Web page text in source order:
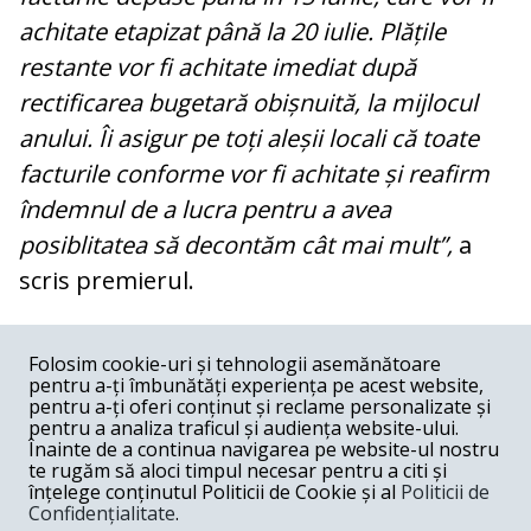
achitate etapizat până la 20 iulie. Plățile
restante vor fi achitate imediat după
rectificarea bugetară obișnuită, la mijlocul
anului. Îi asigur pe toți aleșii locali că toate
facturile conforme vor fi achitate și reafirm
îndemnul de a lucra pentru a avea
posiblitatea să decontăm cât mai mult”, a
scris premierul.
COMENTARII
Nume
Email
Folosim cookie-uri și tehnologii asemănătoare
pentru a-ți îmbunătăți experiența pe acest website,
pentru a-ți oferi conținut și reclame personalizate și
pentru a analiza traficul și audiența website-ului.
Înainte de a continua navigarea pe website-ul nostru
te rugăm să aloci timpul necesar pentru a citi și
înțelege conținutul Politicii de Cookie și al Politicii de
Confidențialitate.